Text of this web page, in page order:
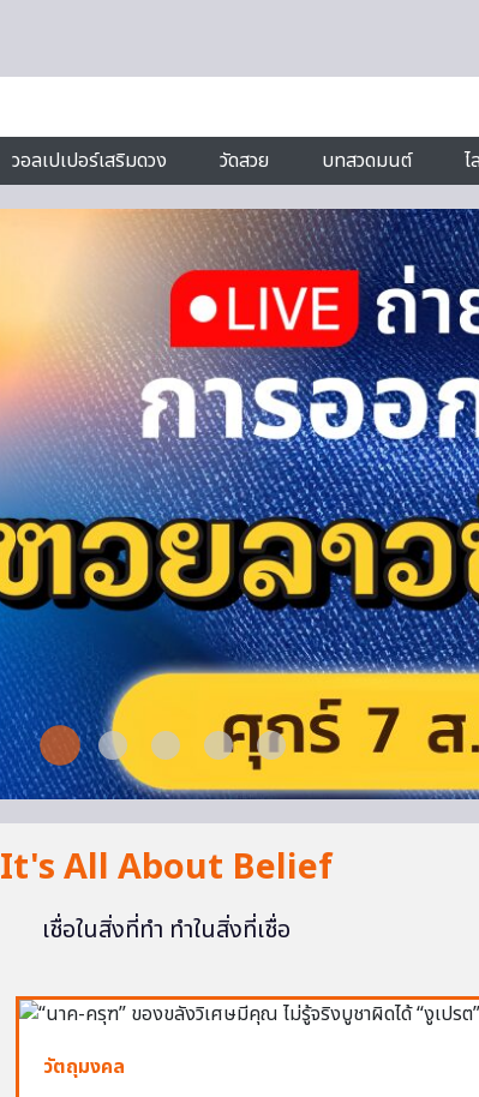
วอลเปเปอร์เสริมดวง วัดสวย บทสวดมนต์
It's All About Belief
เชื่อในสิ่งที่ทำ ทำในสิ่งที่เชื่อ
วัตถุมงคล